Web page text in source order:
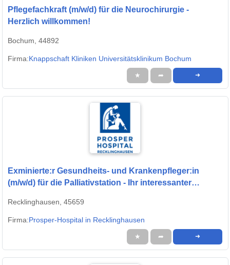
Pflegefachkraft (m/w/d) für die Neurochirurgie -
Herzlich willkommen!
Bochum, 44892
Firma:Knappschaft Kliniken Universitätsklinikum Bochum
★ ➦ ➜
Exminierte:r Gesundheits- und Krankenpfleger:in
(m/w/d) für die Palliativstation - Ihr interessanter
Recklinghausen, 45659
Firma:Prosper-Hospital in Recklinghausen
★ ➦ ➜